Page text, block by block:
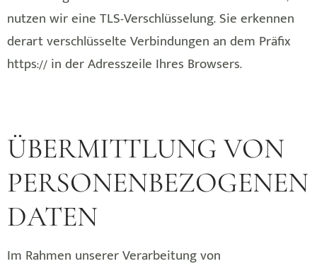
nutzen wir eine TLS-Verschlüsselung. Sie erkennen
derart verschlüsselte Verbindungen an dem Präfix
https:// in der Adresszeile Ihres Browsers.
ÜBERMITTLUNG VON
PERSONENBEZOGENEN
DATEN
Im Rahmen unserer Verarbeitung von